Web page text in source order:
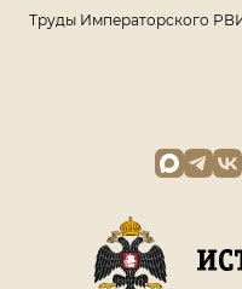
Труды Императорского